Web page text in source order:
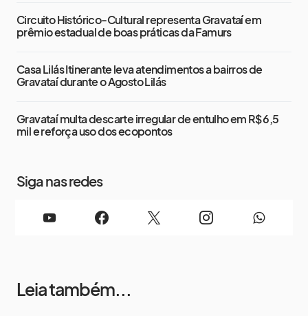
Circuito Histórico-Cultural representa Gravataí em
prêmio estadual de boas práticas da Famurs
Casa Lilás Itinerante leva atendimentos a bairros de
Gravataí durante o Agosto Lilás
Gravataí multa descarte irregular de entulho em R$ 6,5
mil e reforça uso dos ecopontos
Siga nas redes
Leia também...